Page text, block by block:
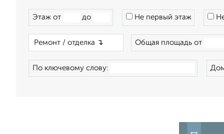
Этаж от до Не первый этаж
Общая площадь от
По ключевому слову: